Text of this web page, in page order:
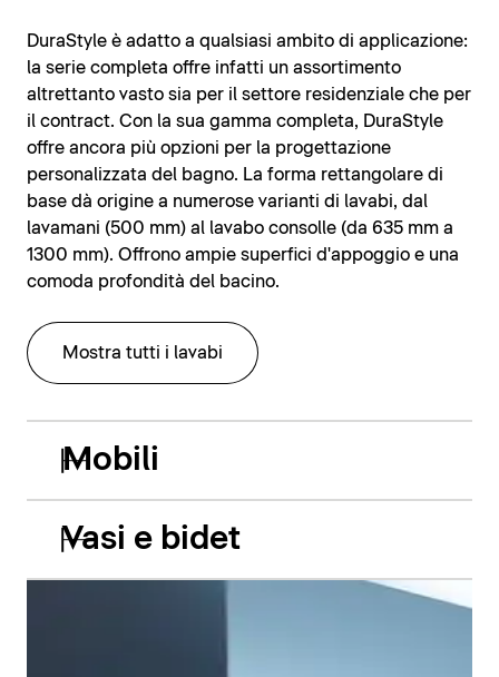
DuraStyle è adatto a qualsiasi ambito di applicazione:
la serie completa offre infatti un assortimento
altrettanto vasto sia per il settore residenziale che per
il contract. Con la sua gamma completa, DuraStyle
offre ancora più opzioni per la progettazione
personalizzata del bagno. La forma rettangolare di
base dà origine a numerose varianti di lavabi, dal
lavamani (500 mm) al lavabo consolle (da 635 mm a
1300 mm). Offrono ampie superfici d'appoggio e una
comoda profondità del bacino.
Mostra tutti i lavabi
Mobili
Vasi e bidet